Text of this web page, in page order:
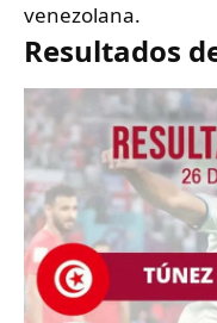
venezolana.
Resultados